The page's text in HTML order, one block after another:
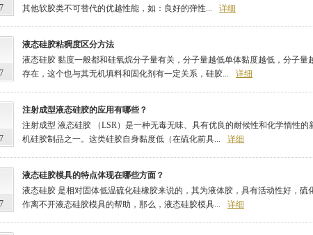
其他软胶类不可替代的优越性能，如：良好的弹性...
详细
液态硅胶粘稠度区分方法
液态硅胶 黏度一般都和硅氧烷分子量有关，分子量越低单体黏度越低，分子量
存在，这个也与其无机填料和固化剂有一定关系，硅胶...
详细
注射成型液态硅胶的应用有哪些？
注射成型 液态硅胶 （LSR）是一种无毒无味、具有优良的耐候性和化学惰性
机硅胶制品之一。这类硅胶自身黏度低（在硫化前具...
详细
液态硅胶模具的特点体现在哪些方面？
液态硅胶 是相对固体低温硫化硅橡胶来说的，其为液体胶，具有活动性好，
作离不开液态硅胶模具的帮助，那么，液态硅胶模具...
详细